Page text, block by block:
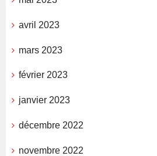
avril 2023
mars 2023
février 2023
janvier 2023
décembre 2022
novembre 2022